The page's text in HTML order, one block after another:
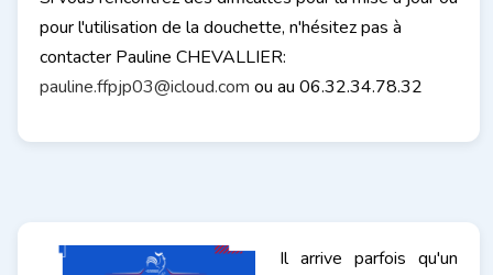
pour l'utilisation de la douchette, n'hésitez pas à
contacter Pauline CHEVALLIER:
pauline.ffpjp03@icloud.com ou au 06.32.34.78.32
Il arrive parfois qu'un